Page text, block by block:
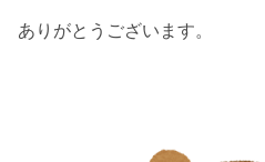
ありがとうございます。